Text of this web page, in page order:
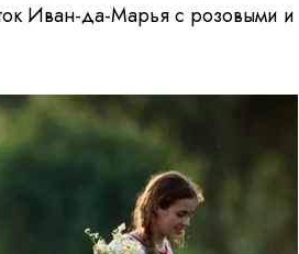
Иван-да-Марья с розовыми и